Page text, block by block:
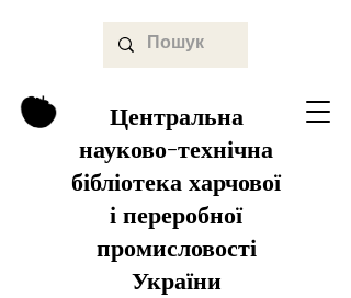
Центральна
науково-технічна
бібліотека харчової
і переробної
промисловості
України